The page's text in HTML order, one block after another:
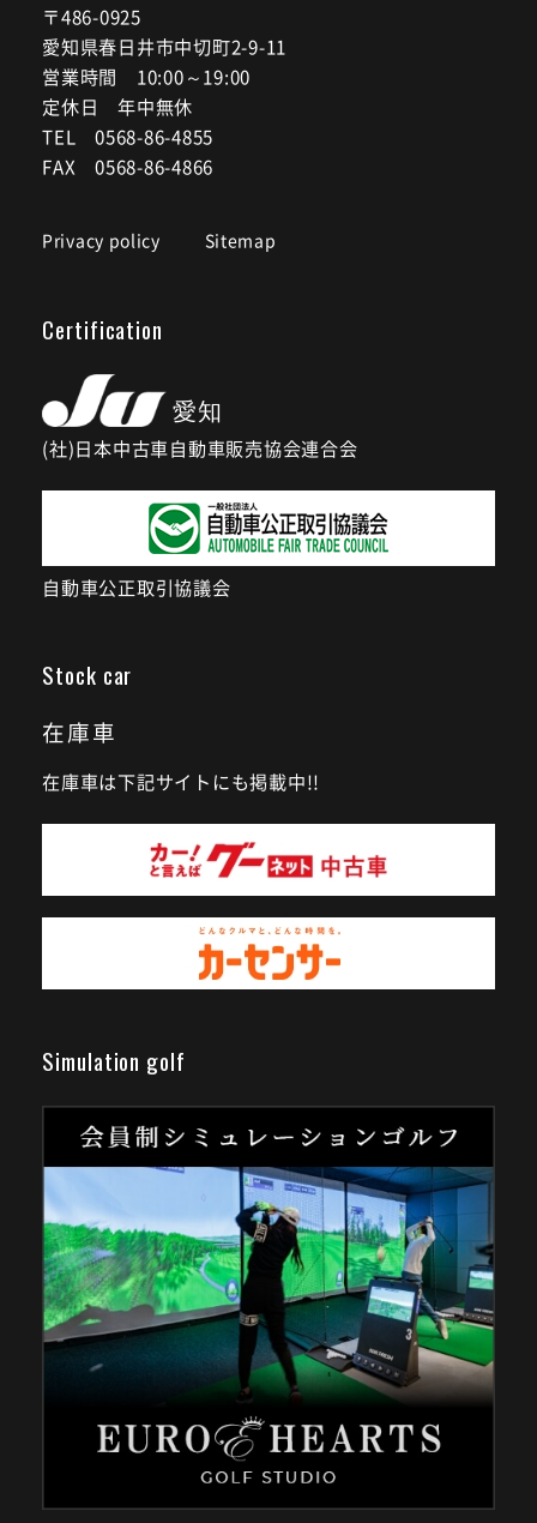
〒486-0925
愛知県春日井市中切町2-9-11
営業時間 10:00～19:00
定休日 年中無休
TEL 0568-86-4855
FAX 0568-86-4866
Privacy policy Sitemap
Certification
(社)日本中古車自動車販売協会連合会
自動車公正取引協議会
Stock car
在庫車
在庫車は下記サイトにも掲載中!!
Simulation golf